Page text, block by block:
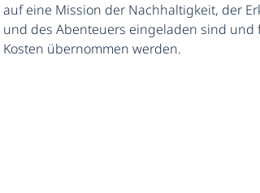
auf eine Mission der Nachhaltigkeit, der
und des Abenteuers eingeladen sind und
Kosten übernommen werden.